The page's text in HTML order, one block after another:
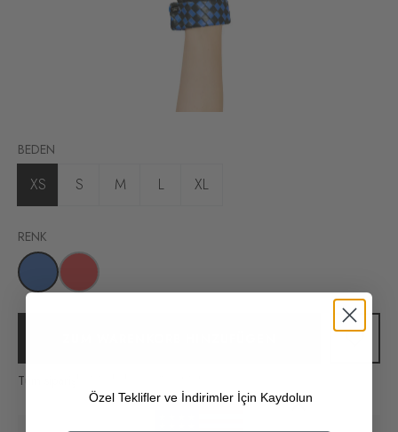
BEDEN
XS S M L XL
RENK
Tüm siparişlerinizde kargo ücretsiz!
Özel Teklifler ve İndirimler İçin Kaydolun